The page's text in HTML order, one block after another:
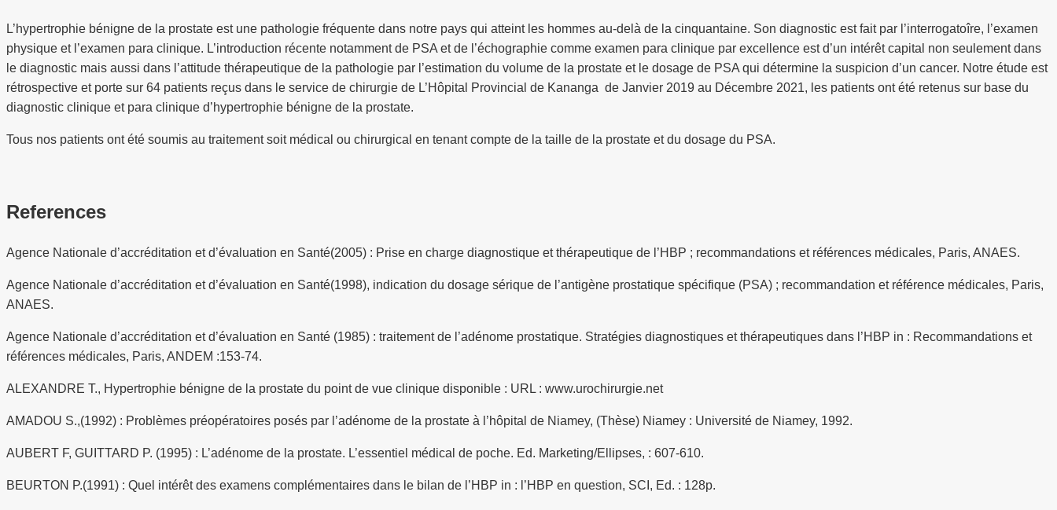
L’hypertrophie bénigne de la prostate est une pathologie fréquente dans notre pays qui atteint les hommes au-delà de la cinquantaine. Son diagnostic est fait par l’interrogatoîre, l’examen
physique et l’examen para clinique. L’introduction récente notamment de PSA et de l’échographie comme examen para clinique par excellence est d’un intérêt capital non seulement dans
le diagnostic mais aussi dans l’attitude thérapeutique de la pathologie par l’estimation du volume de la prostate et le dosage de PSA qui détermine la suspicion d’un cancer. Notre étude est
rétrospective et porte sur 64 patients reçus dans le service de chirurgie de L’Hôpital Provincial de Kananga de Janvier 2019 au Décembre 2021, les patients ont été retenus sur base du
diagnostic clinique et para clinique d’hypertrophie bénigne de la prostate.
Tous nos patients ont été soumis au traitement soit médical ou chirurgical en tenant compte de la taille de la prostate et du dosage du PSA.
References
Agence Nationale d’accréditation et d’évaluation en Santé(2005) : Prise en charge diagnostique et thérapeutique de l’HBP ; recommandations et références médicales, Paris, ANAES.
Agence Nationale d’accréditation et d’évaluation en Santé(1998), indication du dosage sérique de l’antigène prostatique spécifique (PSA) ; recommandation et référence médicales, Paris,
ANAES.
Agence Nationale d’accréditation et d’évaluation en Santé (1985) : traitement de l’adénome prostatique. Stratégies diagnostiques et thérapeutiques dans l’HBP in : Recommandations et
références médicales, Paris, ANDEM :153-74.
ALEXANDRE T., Hypertrophie bénigne de la prostate du point de vue clinique disponible : URL : www.urochirurgie.net
AMADOU S.,(1992) : Problèmes préopératoires posés par l’adénome de la prostate à l’hôpital de Niamey, (Thèse) Niamey : Université de Niamey, 1992.
AUBERT F, GUITTARD P. (1995) : L’adénome de la prostate. L’essentiel médical de poche. Ed. Marketing/Ellipses, : 607-610.
BEURTON P.(1991) : Quel intérêt des examens complémentaires dans le bilan de l’HBP in : l’HBP en question, SCI, Ed. : 128p.